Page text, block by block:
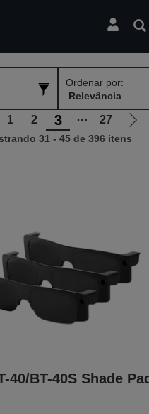
Ordenar por:
1 2 3 ⋯ 27
Ir
para
31 - 45 de 396 itens
40/BT-40S Shade